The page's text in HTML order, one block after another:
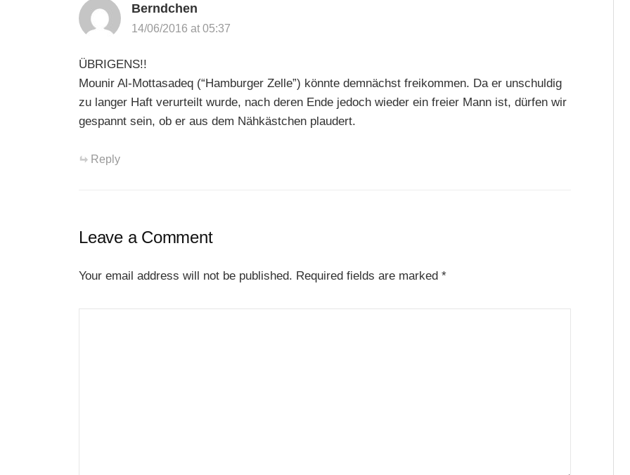
Berndchen
14/06/2016 at 05:37
ÜBRIGENS!!
Mounir Al-Mottasadeq (“Hamburger Zelle”) könnte demnächst freikommen. Da er unschuldig
zu langer Haft verurteilt wurde, nach deren Ende jedoch wieder ein freier Mann ist, dürfen wir
gespannt sein, ob er aus dem Nähkästchen plaudert.
Reply
Leave a Comment
Your email address will not be published. Required fields are marked *